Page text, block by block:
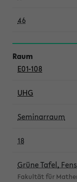
46
E01-108
UHG
Seminarraum
18
Grüne Tafel,
Fakultät für